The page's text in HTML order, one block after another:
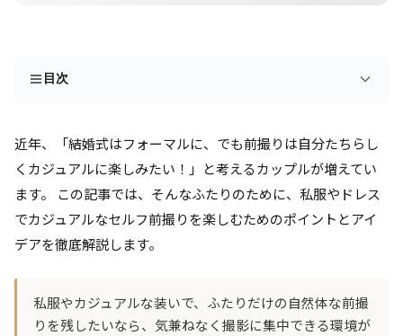
目次
近年、「結婚式はフォーマルに、でも前撮りは自分たちらし
くカジュアルに楽しみたい！」と考えるカップルが増えてい
ます。 この記事では、そんなふたりのために、私服やドレス
でカジュアルなセルフ前撮りを楽しむためのポイントとアイ
デアを徹底解説します。
私服やカジュアルな装いで、ふたりだけの自然体な前撮
りを残したいなら、気兼ねなく撮影に集中できる環境が